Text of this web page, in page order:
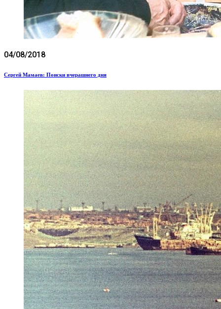
04/08/2018
Сергей Мамаев: Поиски вчерашнего дня